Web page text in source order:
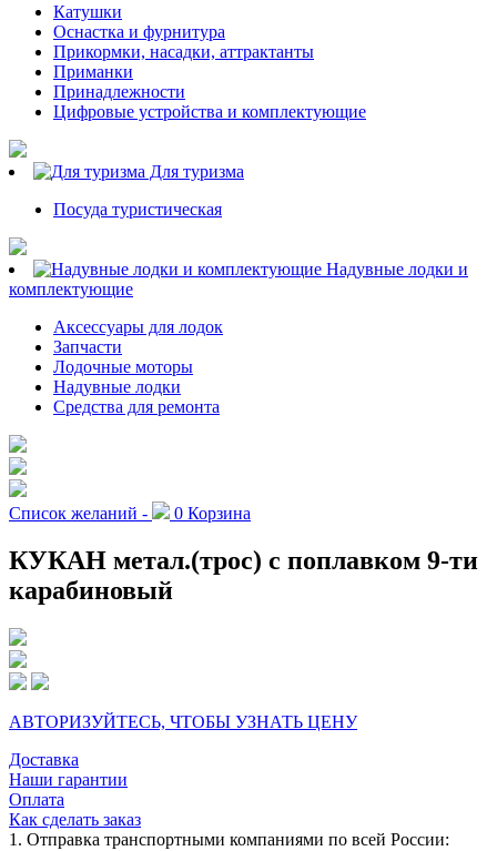
Катушки
Оснастка и фурнитура
Прикормки, насадки, аттрактанты
Приманки
Принадлежности
Цифровые устройства и комплектующие
Для туризма
Посуда туристическая
Надувные лодки и
комплектующие
Аксессуары для лодок
Запчасти
Лодочные моторы
Надувные лодки
Средства для ремонта
Список желаний - 0 Корзина
КУКАН метал.(трос) с поплавком 9-ти
карабиновый
АВТОРИЗУЙТЕСЬ, ЧТОБЫ УЗНАТЬ ЦЕНУ
Доставка
Наши гарантии
Оплата
Как сделать заказ
1. Отправка транспортными компаниями по всей России: